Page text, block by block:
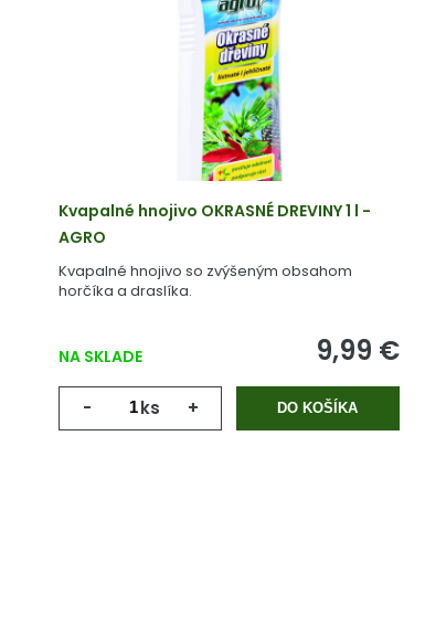
Kvapalné hnojivo OKRASNÉ DREVINY 1 l -
AGRO
Kvapalné hnojivo so zvýšeným obsahom
horčíka a draslíka.
NA SKLADE 9,99 €
- ks + DO KOŠÍKA